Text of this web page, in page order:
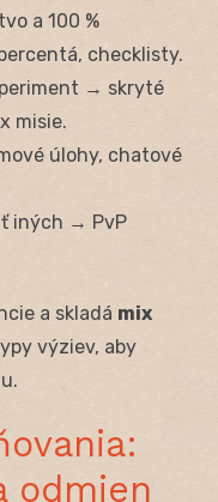
a 100 %
checklisty.
→ skryté
misie.
úlohy, chatové
iných → PvP
a skladá mix
výziev, aby
odmien